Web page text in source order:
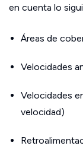
en cuenta lo
Áreas de
Velocidades
Velocidades
velocidad)